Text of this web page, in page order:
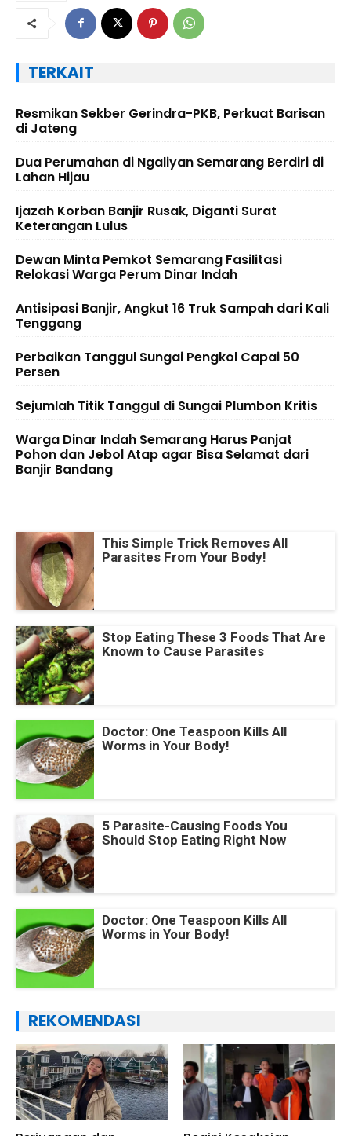
TERKAIT
Resmikan Sekber Gerindra-PKB, Perkuat Barisan
di Jateng
Dua Perumahan di Ngaliyan Semarang Berdiri di
Lahan Hijau
Ijazah Korban Banjir Rusak, Diganti Surat
Keterangan Lulus
Dewan Minta Pemkot Semarang Fasilitasi
Relokasi Warga Perum Dinar Indah
Antisipasi Banjir, Angkut 16 Truk Sampah dari Kali
Tenggang
Perbaikan Tanggul Sungai Pengkol Capai 50
Persen
Sejumlah Titik Tanggul di Sungai Plumbon Kritis
Warga Dinar Indah Semarang Harus Panjat
Pohon dan Jebol Atap agar Bisa Selamat dari
Banjir Bandang
This Simple Trick Removes All
Parasites From Your Body!
Stop Eating These 3 Foods That Are
Known to Cause Parasites
Doctor: One Teaspoon Kills All
Worms in Your Body!
5 Parasite-Causing Foods You
Should Stop Eating Right Now
Doctor: One Teaspoon Kills All
Worms in Your Body!
REKOMENDASI